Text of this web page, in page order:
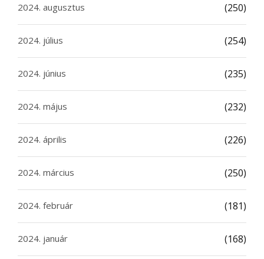
2024. augusztus (250)
2024. július (254)
2024. június (235)
2024. május (232)
2024. április (226)
2024. március (250)
2024. február (181)
2024. január (168)